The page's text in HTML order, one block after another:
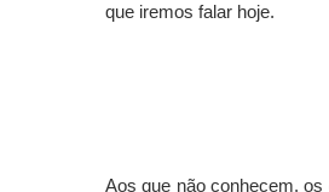
que iremos falar hoje.
Aos que não conhecem,